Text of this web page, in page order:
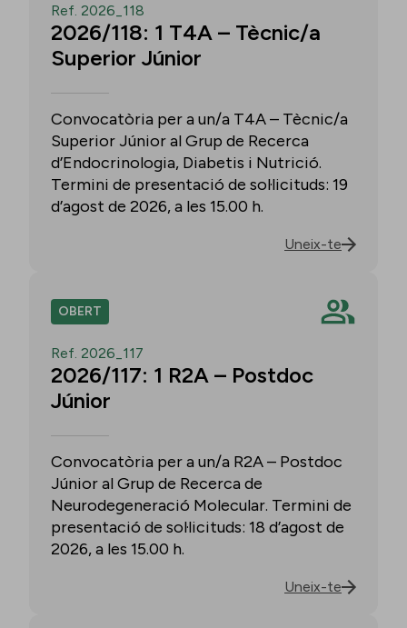
Ref. 2026_118
2026/118: 1 T4A – Tècnic/a
Superior Júnior
Convocatòria per a un/a T4A – Tècnic/a
Superior Júnior al Grup de Recerca
d’Endocrinologia, Diabetis i Nutrició.
Termini de presentació de sol·licituds: 19
d’agost de 2026, a les 15.00 h.
Uneix-te
OBERT
Ref. 2026_117
2026/117: 1 R2A – Postdoc
Júnior
Convocatòria per a un/a R2A – Postdoc
Júnior al Grup de Recerca de
Neurodegeneració Molecular. Termini de
presentació de sol·licituds: 18 d’agost de
2026, a les 15.00 h.
Uneix-te